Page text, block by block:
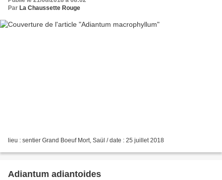
Par La Chaussette Rouge
lieu : sentier Grand Boeuf Mort, Saül / date : 25 juillet 2018
Adiantum adiantoides